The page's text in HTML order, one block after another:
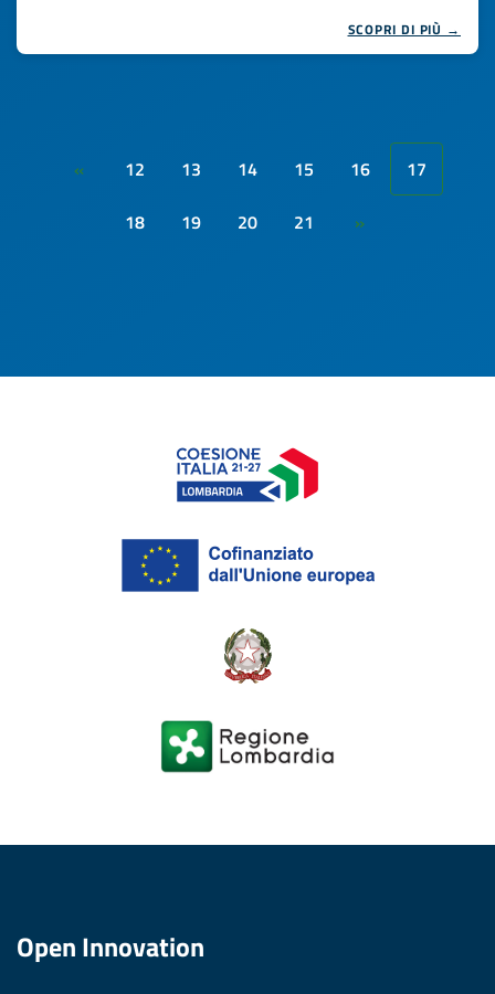
SCOPRI DI PIÙ →
« 12 13 14 15 16
17
18
19 20 21 »
Open Innovation